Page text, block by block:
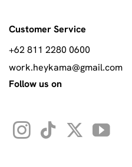
Customer Service
+62 811 2280 0600
work.heykama@gmail.com
Follow us on